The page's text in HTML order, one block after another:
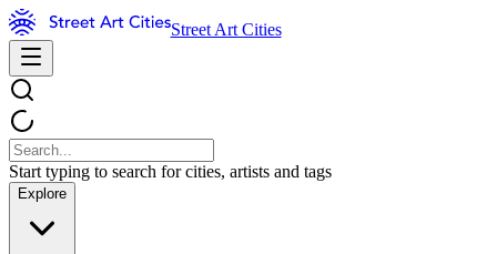
Street Art Cities
Start typing to search for cities, artists and tags
Explore